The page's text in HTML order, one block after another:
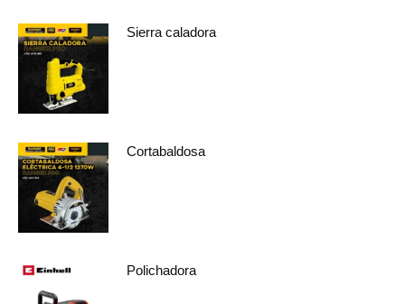
Sierra caladora
Cortabaldosa
Polichadora